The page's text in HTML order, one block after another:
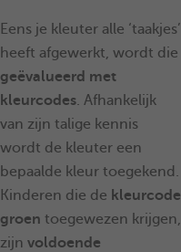
Eens je kleuter alle ‘taakjes’
heeft afgewerkt, wordt die
geëvalueerd met
kleurcodes. Afhankelijk
van zijn talige kennis
wordt de kleuter een
bepaalde kleur toegekend.
Kinderen die de kleurcode
groen toegewezen krijgen,
zijn voldoende